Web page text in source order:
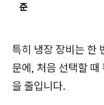
준
특히 냉장 장비는 한
문에, 처음 선택할 때
을 줄입니다.